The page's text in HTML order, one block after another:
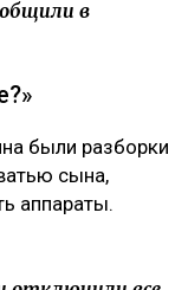
в
были разборки
сына,
аппараты.